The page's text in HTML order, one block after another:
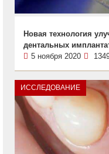
Новая технология
дентальных
5 ноября 2020
ИССЛЕДОВАНИЕ